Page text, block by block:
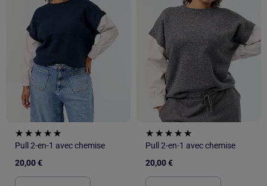
Pull 2-en-1 avec chemise
20,00 €
Pull 2-en-1 avec chemise
20,00 €